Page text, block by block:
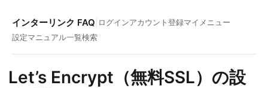
インターリンク FAQ ログインアカウント登録マイメニュー
設定マニュアル一覧検索
Let’s Encrypt（無料SSL）の設